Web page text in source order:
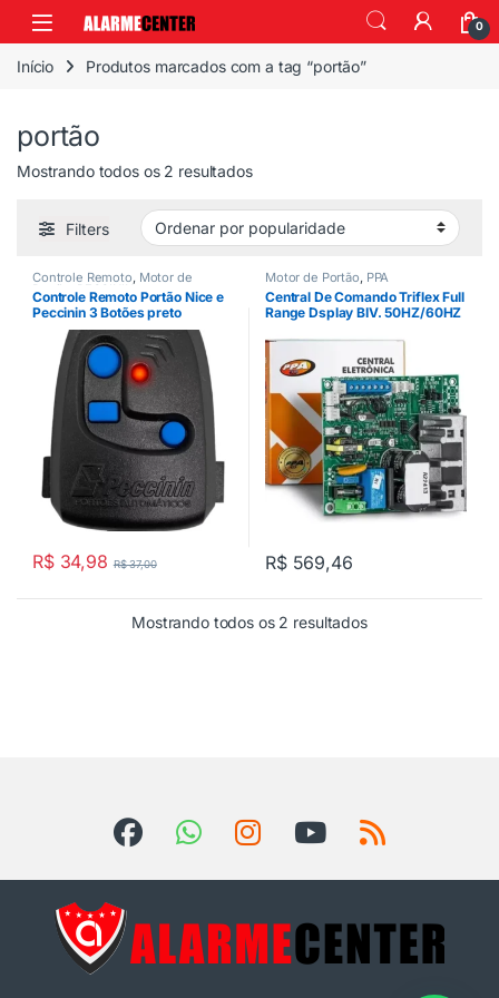
0
Início Produtos marcados com a tag “portão”
portão
Mostrando todos os 2 resultados
Filters
Controle Remoto, Motor de
Portão ,PECCININ
Controle Remoto Portão Nice e
Peccinin 3 Botões preto
R$34,98 R$37,00
Motor de Portão, PPA
Central De Comando Triflex Full
Range Dsplay BIV. 50HZ/60HZ
R$569,46
Mostrando todos os 2 resultados